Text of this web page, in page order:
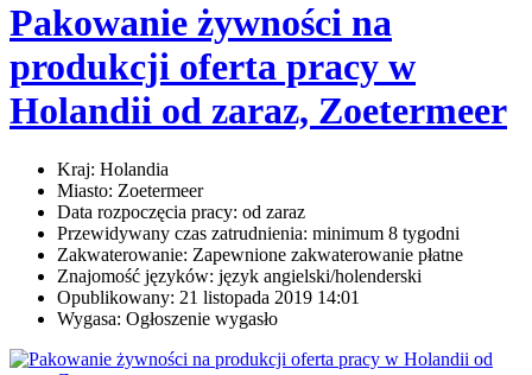
Pakowanie żywności na
produkcji oferta pracy w
Holandii od zaraz, Zoetermeer
Kraj: Holandia
Miasto: Zoetermeer
Data rozpoczęcia pracy: od zaraz
Przewidywany czas zatrudnienia: minimum 8 tygodni
Zakwaterowanie: Zapewnione zakwaterowanie płatne
Znajomość języków: język angielski/holenderski
Opublikowany: 21 listopada 2019 14:01
Wygasa: Ogłoszenie wygasło